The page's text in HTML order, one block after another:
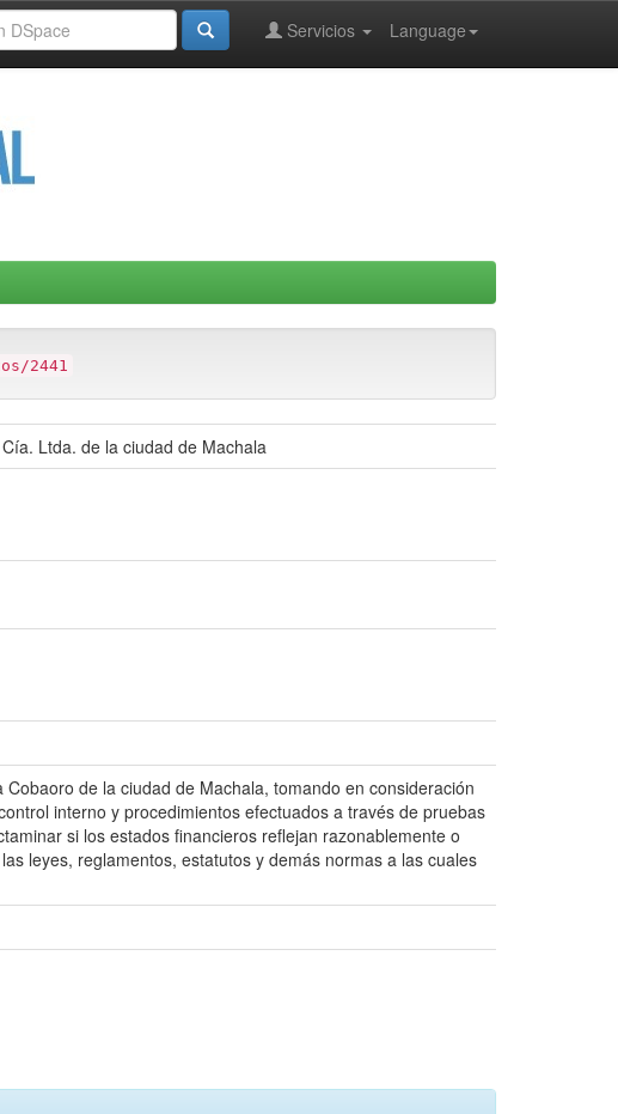
Language
Servicios
2441
Ltda. de la ciudad de Machala
de la ciudad de Machala, tomando en consideración
interno y procedimientos efectuados a través de pruebas
si los estados financieros reflejan razonablemente o
leyes, reglamentos, estatutos y demás normas a las cuales